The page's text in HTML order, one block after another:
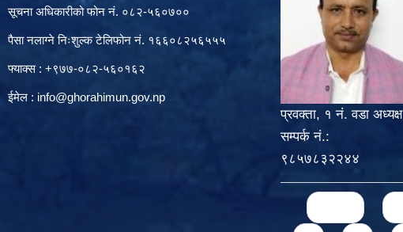
सूचना अधिकारीको फोन नं. ०८२-५६०७००
पैसा नलाग्ने निःशुल्क टेलिफोन नं. १६६०८२५६५५५
फ्याक्स : +९७७-०८२-५६०१६२
ईमेल : info@ghorahimun.gov.np
प्रवक्ता, १ नं. वडा अध्यक्ष
सम्पर्क नं.:
९८५७८३२२४४
Pages